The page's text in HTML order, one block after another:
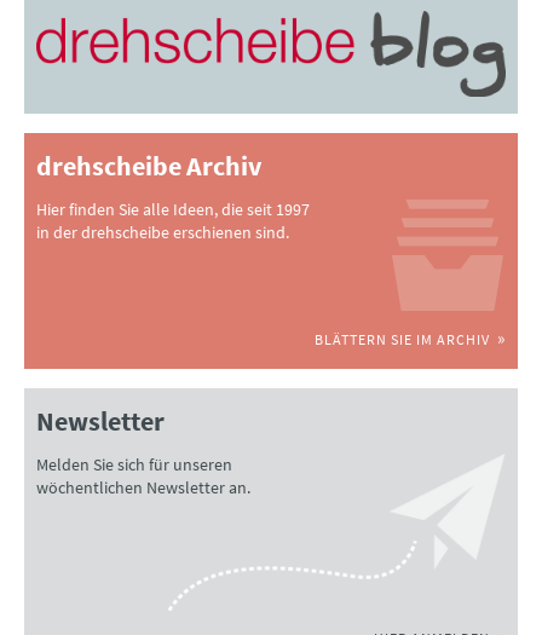
drehscheibe Archiv
Hier finden Sie alle Ideen, die seit 1997
in der drehscheibe erschienen sind.
BLÄTTERN SIE IM ARCHIV
Newsletter
Melden Sie sich für unseren
wöchentlichen Newsletter an.